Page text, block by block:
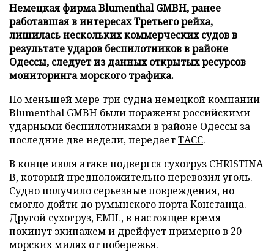
Немецкая фирма Blumenthal GMBH, ранее
работавшая в интересах Третьего рейха,
лишилась нескольких коммерческих судов в
результате ударов беспилотников в районе
Одессы, следует из данных открытых ресурсов
мониторинга морского трафика.
По меньшей мере три судна немецкой компании
Blumenthal GMBH были поражены российскими
ударными беспилотниками в районе Одессы за
последние две недели, передаетТАСС.
В конце июля атаке подвергся сухогруз CHRISTINA
B, который предположительно перевозил уголь.
Судно получило серьезные повреждения, но
смогло дойти до румынского порта Констанца.
Другой сухогруз, EMIL, в настоящее время
покинут экипажем и дрейфует примерно в 20
морских милях от побережья.